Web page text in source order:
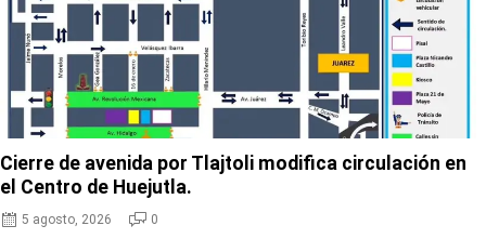
Cierre de avenida por Tlajtoli modifica circulación en
el Centro de Huejutla.
5 agosto, 2026 0